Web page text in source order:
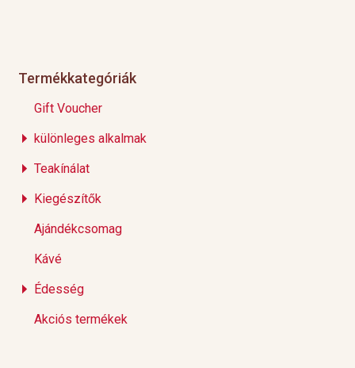
Termékkategóriák
Gift Voucher
különleges alkalmak
Teakínálat
Kiegészítők
Ajándékcsomag
Kávé
Édesség
Akciós termékek